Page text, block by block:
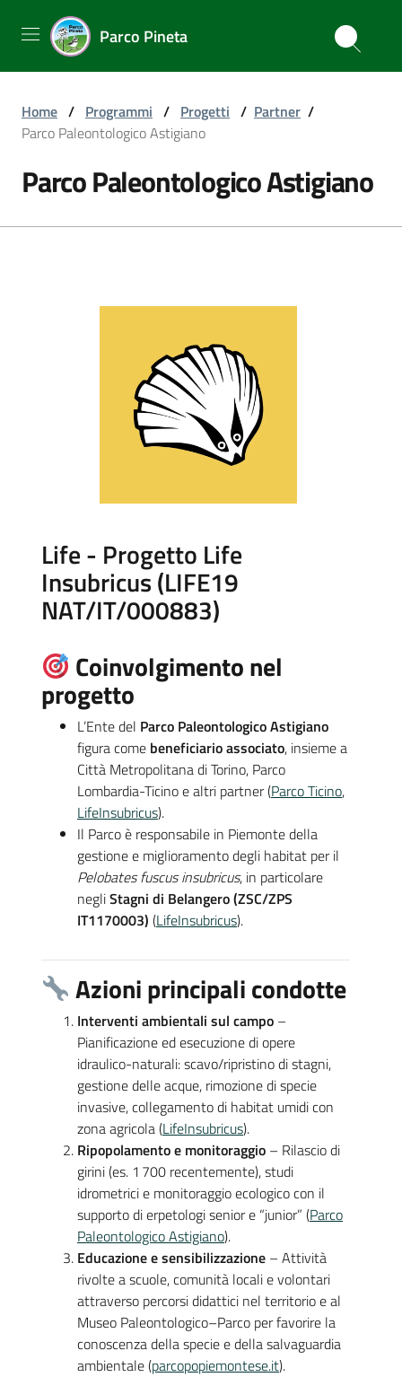
Parco Pineta
Home / Programmi / Progetti / Partner /
Parco Paleontologico Astigiano
Parco Paleontologico Astigiano
Life - Progetto Life
Insubricus (LIFE19
NAT/IT/000883)
Coinvolgimento nel
progetto
L’Ente del Parco Paleontologico Astigiano
figura come beneficiario associato, insieme a
Città Metropolitana di Torino, Parco
Lombardia-Ticino e altri partner (Parco Ticino,
LifeInsubricus).
Il Parco è responsabile in Piemonte della
gestione e miglioramento degli habitat per il
Pelobates fuscus insubricus, in particolare
negliStagni di Belangero (ZSC/ZPS
IT1170003) (LifeInsubricus).
Azioni principali condotte
Interventi ambientali sul campo –
Pianificazione ed esecuzione di opere
idraulico-naturali: scavo/ripristino di stagni,
gestione delle acque, rimozione di specie
invasive, collegamento di habitat umidi con
zona agricola (LifeInsubricus).
Ripopolamento e monitoraggio – Rilascio di
girini (es. 1 700 recentemente), studi
idrometrici e monitoraggio ecologico con il
supporto di erpetologi senior e “junior” (Parco
Paleontologico Astigiano).
Educazione e sensibilizzazione – Attività
rivolte a scuole, comunità locali e volontari
attraverso percorsi didattici nel territorio e al
Museo Paleontologico–Parco per favorire la
conoscenza della specie e della salvaguardia
ambientale (parcopopiemontese.it).